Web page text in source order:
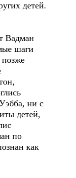
детей.
Вадман
шаги
ни с
детей,
по
как